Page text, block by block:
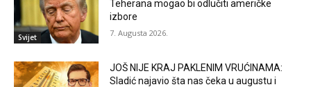
Svijet
Teherana mogao bi odlučiti američke
izbore
7. Augusta 2026.
JOŠ NIJE KRAJ PAKLENIM VRUĆINAMA:
Sladić najavio šta nas čeka u augustu i